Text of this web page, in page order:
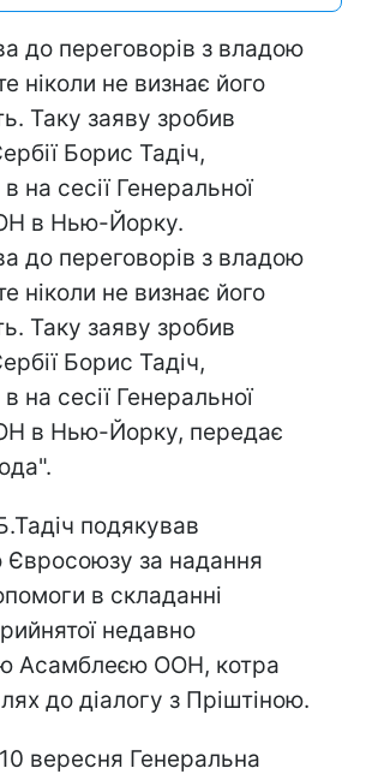
до переговорів з владою
ніколи не визнає його
Таку заяву зробив
Борис Тадіч,
на сесії Генеральної
в Нью-Йорку.
до переговорів з владою
ніколи не визнає його
Таку заяву зробив
Борис Тадіч,
на сесії Генеральної
в Нью-Йорку, передає
подякував
Євросоюзу за надання
в складанні
недавно
Асамблеєю ООН, котра
до діалогу з Пріштіною.
вересня Генеральна